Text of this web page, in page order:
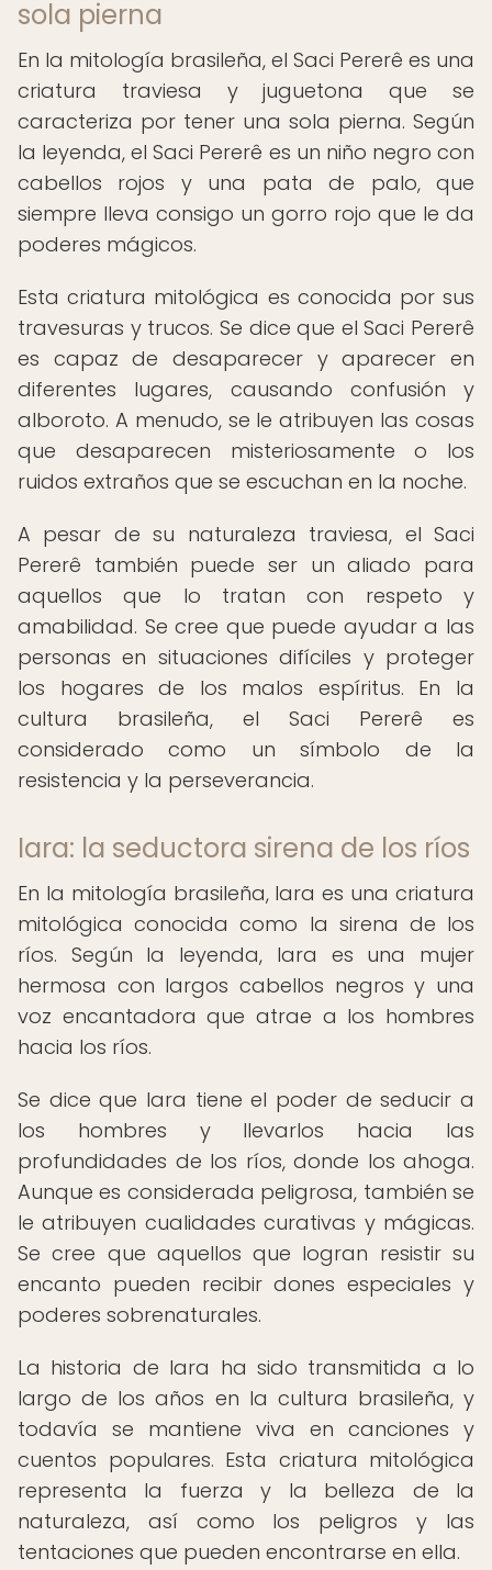
sola pierna
En la mitología brasileña, el Saci Pererê es una
criatura traviesa y juguetona que se
caracteriza por tener una sola pierna. Según
la leyenda, el Saci Pererê es un niño negro con
cabellos rojos y una pata de palo, que
siempre lleva consigo un gorro rojo que le da
poderes mágicos.
Esta criatura mitológica es conocida por sus
travesuras y trucos. Se dice que el Saci Pererê
es capaz de desaparecer y aparecer en
diferentes lugares, causando confusión y
alboroto. A menudo, se le atribuyen las cosas
que desaparecen misteriosamente o los
ruidos extraños que se escuchan en la noche.
A pesar de su naturaleza traviesa, el Saci
Pererê también puede ser un aliado para
aquellos que lo tratan con respeto y
amabilidad. Se cree que puede ayudar a las
personas en situaciones difíciles y proteger
los hogares de los malos espíritus. En la
cultura brasileña, el Saci Pererê es
considerado como un símbolo de la
resistencia y la perseverancia.
Iara: la seductora sirena de los ríos
En la mitología brasileña, Iara es una criatura
mitológica conocida como la sirena de los
ríos. Según la leyenda, Iara es una mujer
hermosa con largos cabellos negros y una
voz encantadora que atrae a los hombres
hacia los ríos.
Se dice que Iara tiene el poder de seducir a
los hombres y llevarlos hacia las
profundidades de los ríos, donde los ahoga.
Aunque es considerada peligrosa, también se
le atribuyen cualidades curativas y mágicas.
Se cree que aquellos que logran resistir su
encanto pueden recibir dones especiales y
poderes sobrenaturales.
La historia de Iara ha sido transmitida a lo
largo de los años en la cultura brasileña, y
todavía se mantiene viva en canciones y
cuentos populares. Esta criatura mitológica
representa la fuerza y la belleza de la
naturaleza, así como los peligros y las
tentaciones que pueden encontrarse en ella.